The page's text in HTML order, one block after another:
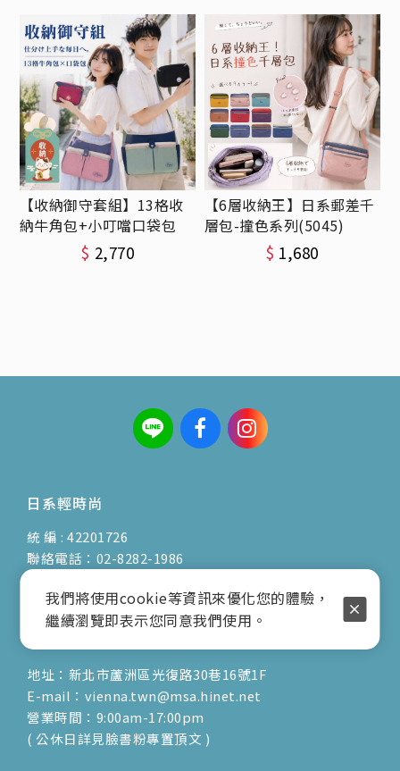
【收納御守套組】13格收
納牛角包+小叮噹口袋包
$ 2,770
【6層收納王】日系郵差千
層包-撞色系列(5045)
$ 1,680
日系輕時尚
統 編 : 42201726
聯絡電話：02-8282-1986
( 客服陳小姐 )
地址：新北市蘆洲區光復路30巷16號1F
E-mail：vienna.twn@msa.hinet.net
營業時間：9:00am-17:00pm
( 公休日詳見臉書粉專置頂文 )
我們將使用cookie等資訊來優化您的體驗，
繼續瀏覽即表示您同意我們使用。